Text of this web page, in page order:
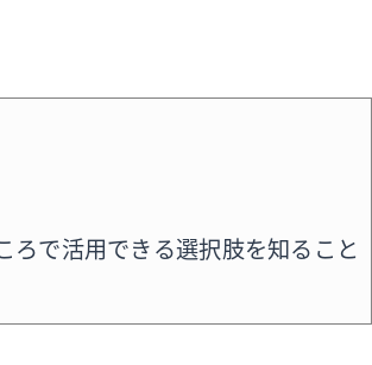
ろで活用できる選択肢を知ること